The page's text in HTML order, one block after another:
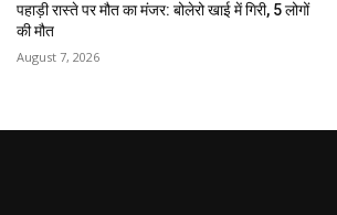
पहाड़ी रास्ते पर मौत का मंजर: बोलेरो खाई में गिरी, 5 लोगों
की मौत
August 7, 2026